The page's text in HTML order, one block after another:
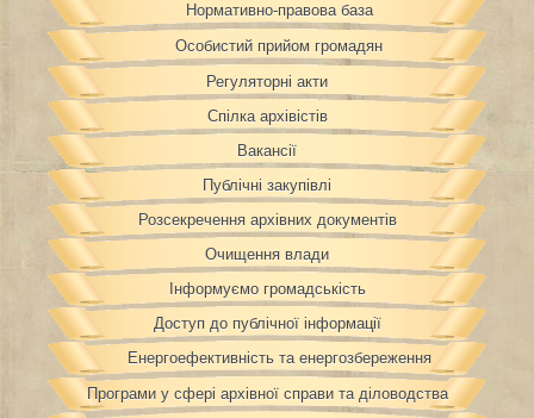
Нормативно-правова база
Особистий прийом громадян
Регуляторні акти
Спілка архівістів
Вакансії
Публічні закупівлі
Розсекречення архівних документів
Очищення влади
Інформуємо громадськість
Доступ до публічної інформації
Енергоефективність та енергозбереження
Програми у сфері архівної справи та діловодства